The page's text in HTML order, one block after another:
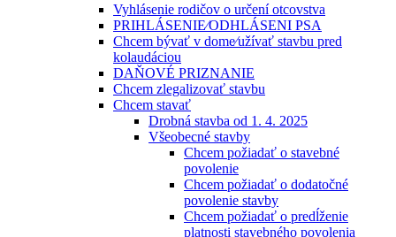
Vyhlásenie rodičov o určení otcovstva
PRIHLÁSENIE⁄ODHLÁSENI PSA
Chcem bývať v dome⁄užívať stavbu pred
kolaudáciou
DAŇOVÉ PRIZNANIE
Chcem zlegalizovať stavbu
Chcem stavať
Drobná stavba od 1. 4. 2025
Všeobecné stavby
Chcem požiadať o stavebné
povolenie
Chcem požiadať o dodatočné
povolenie stavby
Chcem požiadať o predĺženie
platnosti stavebného povolenia